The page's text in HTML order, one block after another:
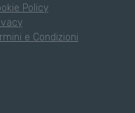
Policy
e Condizioni